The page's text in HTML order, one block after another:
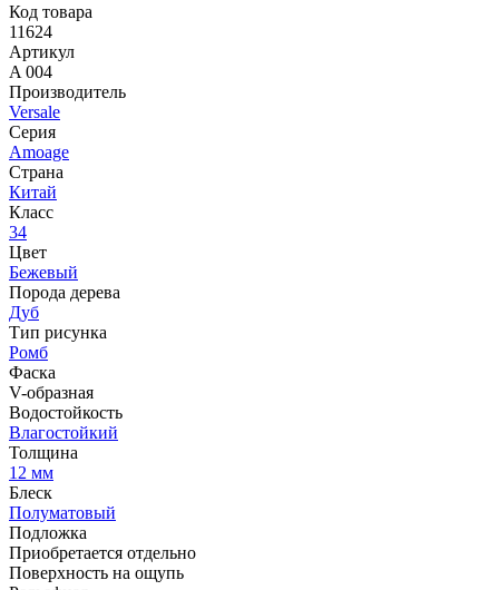
Код товара
11624
Артикул
A 004
Производитель
Versale
Серия
Amoage
Страна
Китай
Класс
34
Цвет
Бежевый
Порода дерева
Дуб
Тип рисунка
Ромб
Фаска
V-образная
Водостойкость
Влагостойкий
Толщина
12 мм
Блеск
Полуматовый
Подложка
Приобретается отдельно
Поверхность на ощупь